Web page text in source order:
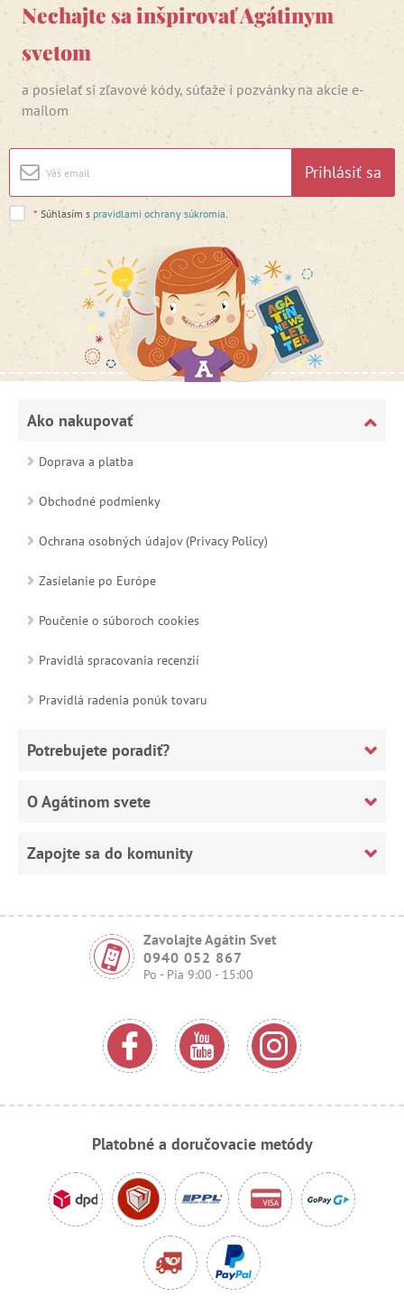
Nechajte sa inšpirovať Agátinym
svetom
a posielať si zľavové kódy, súťaže i pozvánky na akcie e-
mailom
Prihlásiť sa
* Súhlasím s pravidlami ochrany súkromia.
Ako nakupovať
Doprava a platba
Obchodné podmienky
Ochrana osobných údajov (Privacy Policy)
Zasielanie po Európe
Poučenie o súboroch cookies
Pravidlá spracovania recenzií
Pravidlá radenia ponúk tovaru
Potrebujete poradiť?
O Agátinom svete
Zapojte sa do komunity
Zavolajte Agátin Svet
0940 052 867
Po - Pia 9:00 - 15:00
Platobné a doručovacie metódy